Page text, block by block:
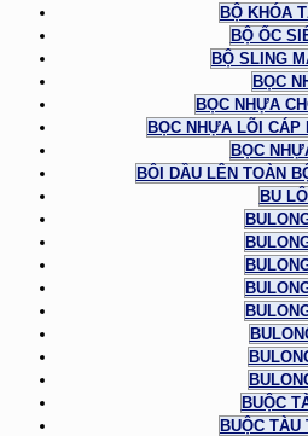
BỘ KHÓA
BỘ ỐC
BỘ SLING
BỌC
BỌC NHỰA
BỌC NHỰA LÕI CÁP
BỌC
BÔI DẦU LÊN TOÀN
BU
BUỘC
BUỘC TÀU